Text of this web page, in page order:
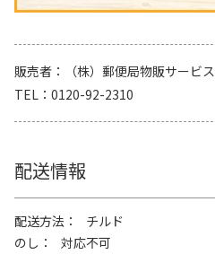
販売者
（株）郵便局物販サービス
TEL
0120-92-2310
配送情報
配送方法
チルド
のし
対応不可